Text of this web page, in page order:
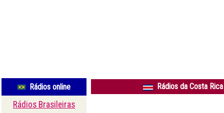
Rádios online
Rádios Brasileiras
Rádios da Costa